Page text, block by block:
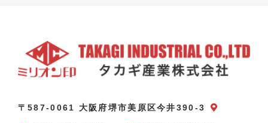
〒587-0061 大阪府堺市美原区今井390-3